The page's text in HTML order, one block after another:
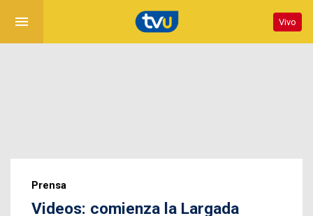
menu Vivo
Prensa
Videos: comienza la Largada